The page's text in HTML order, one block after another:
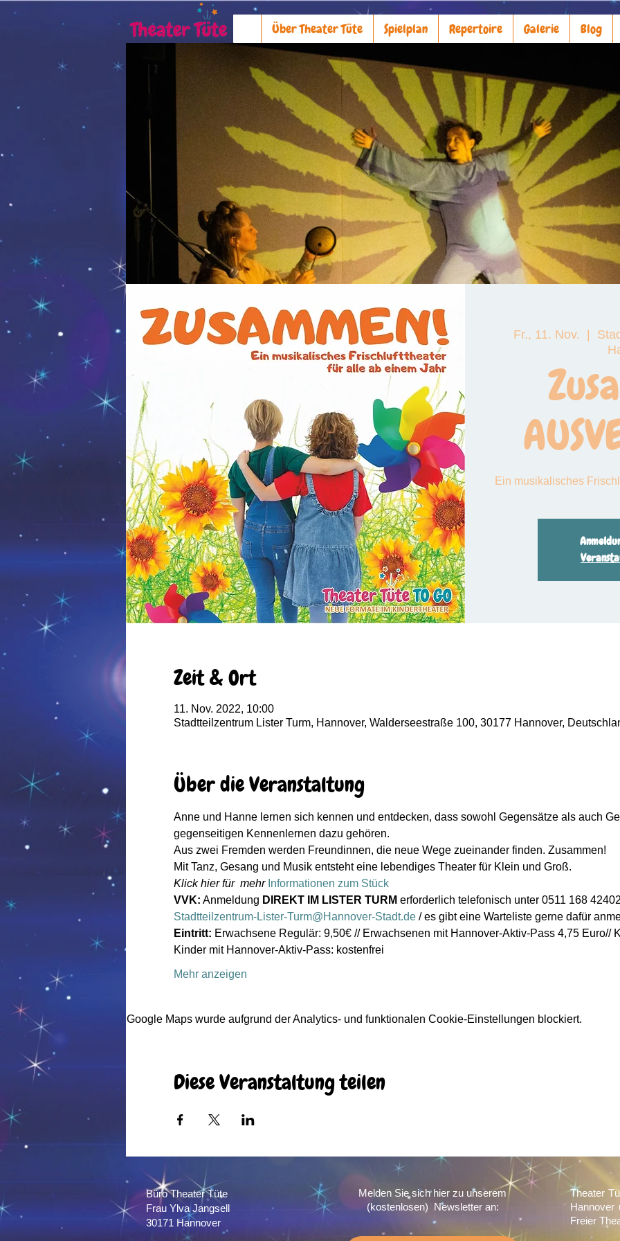
Über Theater Tüte Spielplan Repertoire Galerie Blog
Die Sonne, der Mond und das große Funkeln
Fr., 11. Nov.
  |
Ein musikalisches
Zeit & Ort
11. Nov. 2022, 10:00
Stadtteilzentrum Lister Turm, Hannover, Walderseestraße 100, 30177 Hannover,
Über die Veranstaltung
Anne und Hanne lernen sich kennen und entdecken, dass sowohl Gegensätze als auch
gegenseitigen Kennenlernen dazu gehören.
Aus zwei Fremden werden Freundinnen, die neue Wege zueinander finden. Zusammen!
Mit Tanz, Gesang und Musik entsteht eine lebendiges Theater für Klein und Groß.
Klick hier für  mehr Informationen zum Stück
VVK: Anmeldung DIREKT IM LISTER TURM erforderlich telefonisch unter 0511 168
Stadtteilzentrum-Lister-Turm@Hannover-Stadt.de / es gibt eine Warteliste gerne dafür
Eintritt: Erwachsene Regulär: 9,50€ // Erwachsenen mit Hannover-Aktiv-Pass 4,75 Euro//
Kinder mit Hannover-Aktiv-Pass: kostenfrei
Mehr anzeigen
Google Maps wurde aufgrund der Analytics- und funktionalen Cookie-Einstellungen blockiert.
Diese Veranstaltung teilen
Büro Theater Tüte
Frau Ylva Jangsell
30171 Hannover​
Melden Sie sich hier zu unserem
(kostenlosen) Newsletter an:
Theater
Hannover
Freier